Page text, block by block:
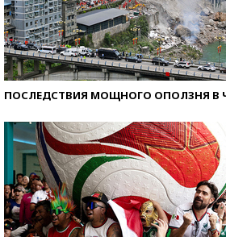
ПОСЛЕДСТВИЯ МОЩНОГО ОПОЛЗНЯ В